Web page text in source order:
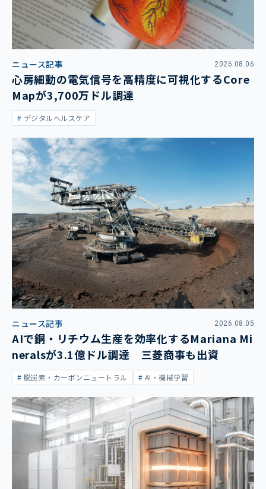
ニュース記事 2026.08.06
心房細動の電気信号を高精度に可視化するCore
Mapが3,700万ドル調達
デジタルヘルスケア
ニュース記事 2026.08.05
AIで銅・リチウム生産を効率化するMariana Mi
neralsが3.1億ドル調達 三菱商事も出資
脱炭素・カーボンニュートラル AI・機械学習